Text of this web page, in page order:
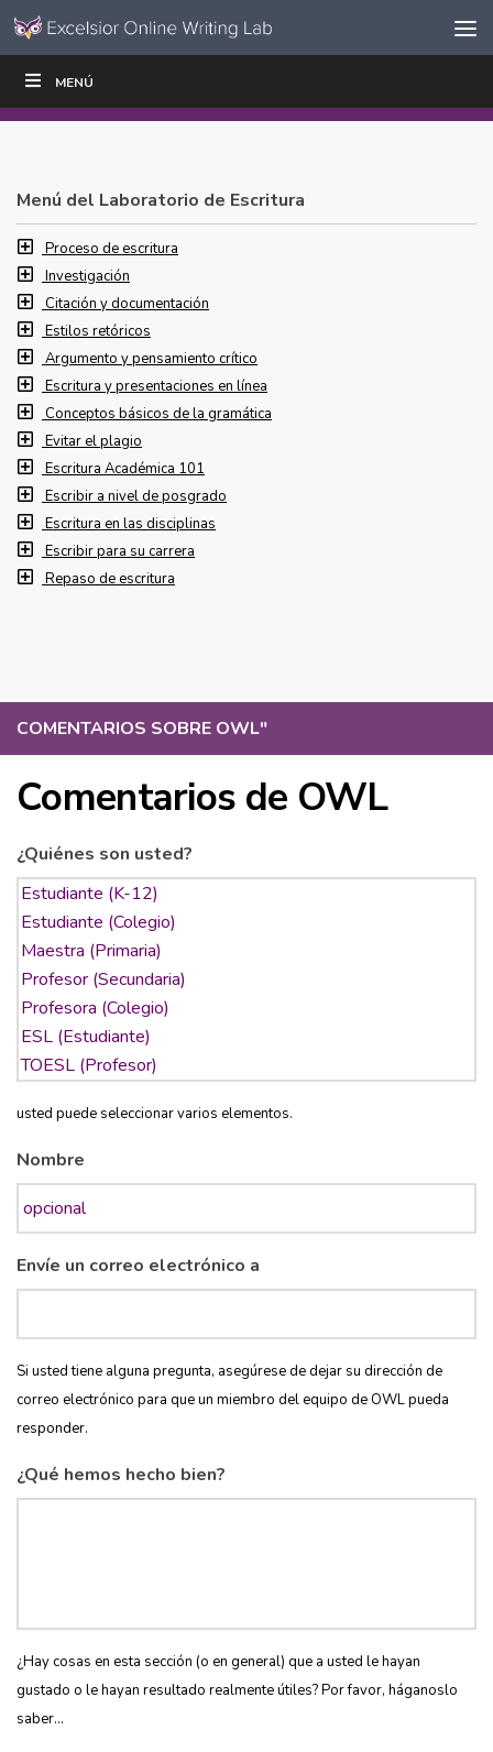
Ir al contenido
navegación
MENÚ
COMENTARIOS SOBRE OWL"
Comentarios de OWL
¿Quiénes son usted?
usted puede seleccionar varios elementos.
Nombre
Envíe un correo electrónico a
Si usted tiene alguna pregunta, asegúrese de dejar su dirección de
correo electrónico para que un miembro del equipo de OWL pueda
responder.
¿Qué hemos hecho bien?
¿Hay cosas en esta sección (o en general) que a usted le hayan
gustado o le hayan resultado realmente útiles? Por favor, háganoslo
saber...
ESCRIBIR
Menú del Laboratorio de Escritura
Proceso de escritura
Investigación
Citación y documentación
Estilos retóricos
Argumento y pensamiento crítico
Escritura y presentaciones en línea
Conceptos básicos de la gramática
Evitar el plagio
Escritura Académica 101
Escribir a nivel de posgrado
Escritura en las disciplinas
Escribir para su carrera
Repaso de escritura